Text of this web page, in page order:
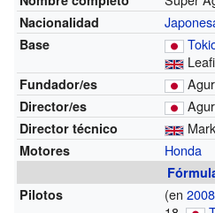
Nacionalidad
Base
Fundador/es
Director/es
Director técnico
Motores Honda
Pilotos
(en2008